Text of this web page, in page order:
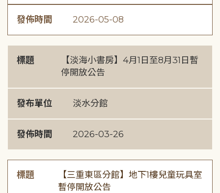
發佈時間 2026-05-08
標題
【淡海小書房】4月1日至8月31日暫
停開放公告
發布單位 淡水分館
發佈時間 2026-03-26
標題
【三重東區分館】地下1樓兒童玩具室
暫停開放公告